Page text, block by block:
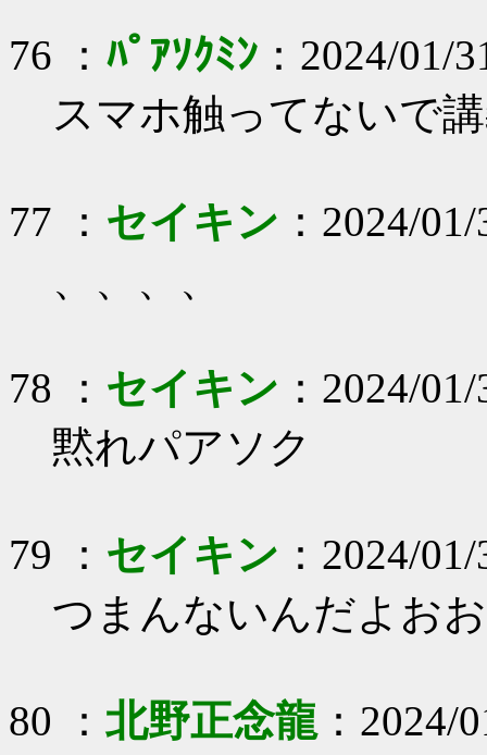
76 ： ﾊﾟｱｿｸﾐﾝ ：2024/01/
スマホ触ってないで
77 ： セイキン ：2024/
、、、、
78 ： セイキン ：2024/
黙れパアソク
79 ： セイキン ：2024/
つまんないんだよお
80 ： 北野正念龍：2024/